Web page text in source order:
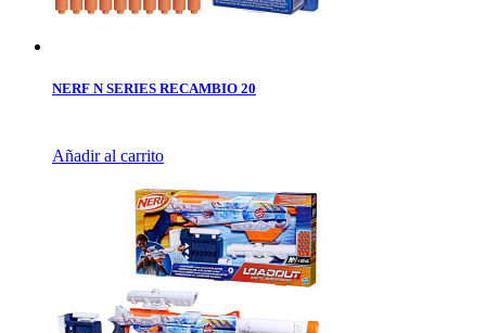
NERF N SERIES RECAMBIO 20
Añadir al carrito